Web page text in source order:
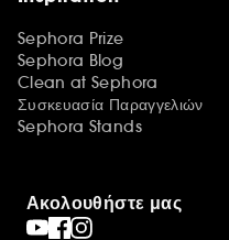
Sephora Prize
Sephora Blog
Clean at Sephora
Συσκευασία Παραγγελιών
Sephora Stands
Ακολουθήστε μας